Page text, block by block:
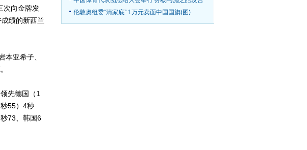
次向金牌发
绩的新西兰
亚希子、
先德国（1
55）4秒
73、韩国6
伦敦奥组委“清家底” 1万元卖面中国国旗(图)